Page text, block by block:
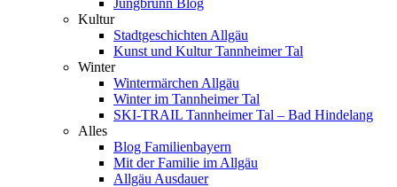
Kultur
Stadtgeschichten Allgäu
Kunst und Kultur Tannheimer Tal
Winter
Wintermärchen Allgäu
Winter im Tannheimer Tal
SKI-TRAIL Tannheimer Tal – Bad Hindelang
Alles
Blog Familienbayern
Mit der Familie im Allgäu
Allgäu Ausdauer